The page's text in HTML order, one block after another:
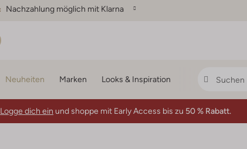
Nachzahlung möglich mit Klarna
Neuheiten Marken Looks & Inspiration
Logge dich ein und shoppe mit Early Access bis zu 50 % Rabatt.